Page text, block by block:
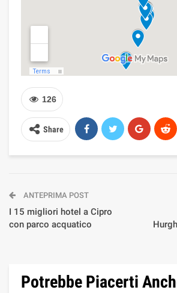
126
Share
ANTEPRIMA POST
I 15 migliori hotel a Cipro
con parco acquatico
Potrebbe Piacerti